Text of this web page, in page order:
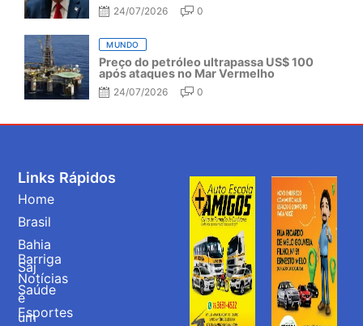
24/07/2026 0
MUNDO
Preço do petróleo ultrapassa US$ 100
após ataques no Mar Vermelho
24/07/2026 0
Barriga
Notícias
é
um
Links Rápidos
Home
Brasil
Bahia
Saj
Saúde
Esportes